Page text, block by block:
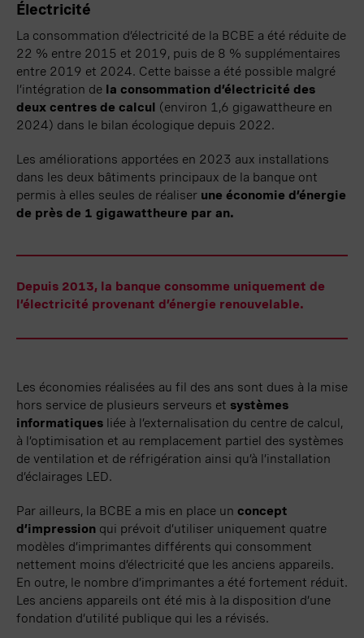
Électricité
La consommation d’électricité de la BCBE a été réduite de
22 % entre 2015 et 2019, puis de 8 % supplémentaires
entre 2019 et 2024. Cette baisse a été possible malgré
l’intégration de la consommation d’électricité des
deux centres de calcul (environ 1,6 gigawattheure en
2024) dans le bilan écologique depuis 2022.
Les améliorations apportées en 2023 aux installations
dans les deux bâtiments principaux de la banque ont
permis à elles seules de réaliser une économie d’énergie
de près de 1 gigawattheure par an.
Depuis 2013, la banque consomme uniquement de
l’électricité provenant d’énergie renouvelable.
Les économies réalisées au fil des ans sont dues à la mise
hors service de plusieurs serveurs et systèmes
informatiques liée à l’externalisation du centre de calcul,
à l’optimisation et au remplacement partiel des systèmes
de ventilation et de réfrigération ainsi qu’à l’installation
d’éclairages LED.
Par ailleurs, la BCBE a mis en place un concept
d’impression qui prévoit d’utiliser uniquement quatre
modèles d’imprimantes différents qui consomment
nettement moins d’électricité que les anciens appareils.
En outre, le nombre d’imprimantes a été fortement réduit.
Les anciens appareils ont été mis à la disposition d’une
fondation d’utilité publique qui les a révisés.